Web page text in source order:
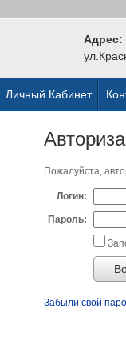
Адрес:
Личный Кабинет
Пожалуйста,
Логин:
Пароль:
Забыли свой